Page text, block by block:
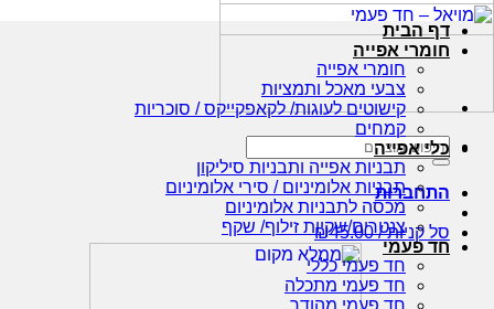
חיפוש
עבור:
התחברות
סל קניות / ₪45.00
דף הבית
חומרי אפייה
חומרי אפייה
צבעי מאכל ותמציות
קישוטים לעוגות/ לקאפקייקס / סוכריות
קמחים
כלי אפייה
תבניות אפייה ותבניות סיליקון
תבניות אלומיניום / סירי אלומיניום
מכסה לתבניות אלומיניום
צנטרים/שקיות זילוף/ שקף
חד פעמי
חד פעמי כללי
חד פעמי מתכלה
חד פעמי מהודר